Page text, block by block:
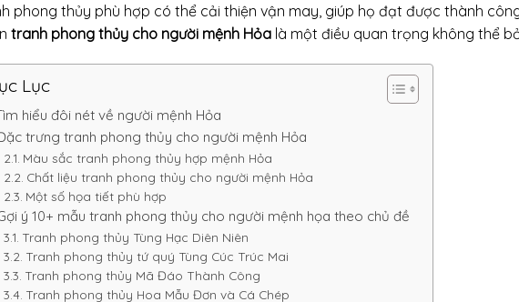
phong thủy phù hợp có thể cải thiện vận may, giúp họ đạt được thành
tranh phong thủy cho người mệnh Hỏalà một điều quan trọng không thể
Lục
hiểu đôi nét về người mệnh Hỏa
trưng tranh phong thủy cho người mệnh Hỏa
Màu sắc tranh phong thủy hợp mệnh Hỏa
Chất liệu tranh phong thủy cho người mệnh Hỏa
Một số họa tiết phù hợp
ý 10+ mẫu tranh phong thủy cho người mệnh họa theo chủ đề
Tranh phong thủy Tùng Hạc Diên Niên
Tranh phong thủy tứ quý Tùng Cúc Trúc Mai
Tranh phong thủy Mã Đáo Thành Công
Tranh phong thủy Hoa Mẫu Đơn và Cá Chép